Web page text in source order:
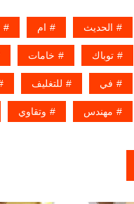
الحديث ام
توباك خامات
في للتغليف
مهندس وتقاوي